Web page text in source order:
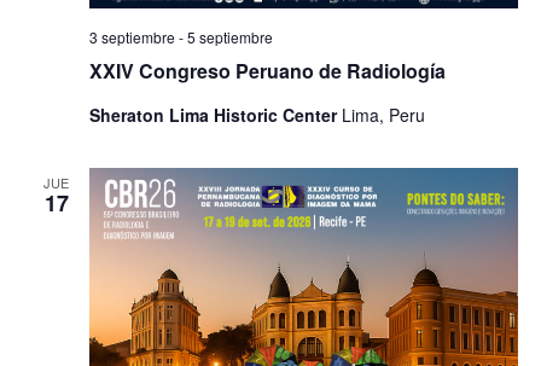
XXIV Congreso Peruano de Radiología
3 septiembre -5 septiembre
Sheraton Lima Historic Center Lima, Peru
JUE
17